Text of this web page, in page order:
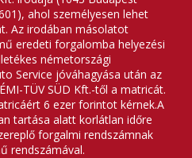
ahol személyesen lehet
Az irodában másolatot
eredeti forgalomba helyezési
németországi
Service jóváhagyása után az
TÜV SÜD Kft.-től a matricát.
6 ezer forintot kérnek.A
tartása alatt korlátlan időre
forgalmi rendszámnak
rendszámával.